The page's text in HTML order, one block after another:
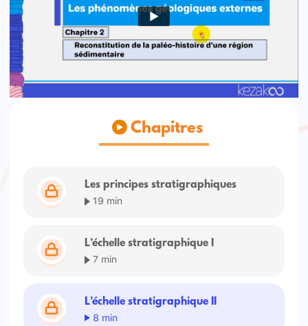
Chapitres
Les principes stratigraphiques
19 min
L’échelle stratigraphique I
7 min
L’échelle stratigraphique II
8 min